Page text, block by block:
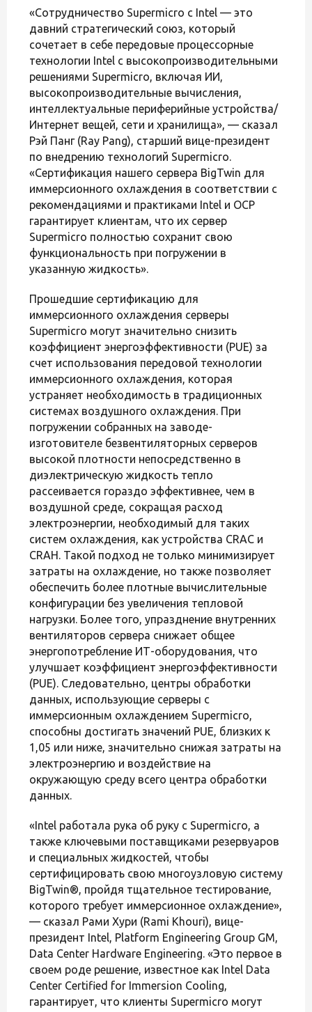
«Сотрудничество Supermicro с Intel — это
давний стратегический союз, который
сочетает в себе передовые процессорные
технологии Intel с высокопроизводительными
решениями Supermicro, включая ИИ,
высокопроизводительные вычисления,
интеллектуальные периферийные устройства/
Интернет вещей, сети и хранилища», — сказал
Рэй Панг (Ray Pang), старший вице-президент
по внедрению технологий Supermicro.
«Сертификация нашего сервера BigTwin для
иммерсионного охлаждения в соответствии с
рекомендациями и практиками Intel и OCP
гарантирует клиентам, что их сервер
Supermicro полностью сохранит свою
функциональность при погружении в
указанную жидкость».
Прошедшие сертификацию для
иммерсионного охлаждения серверы
Supermicro могут значительно снизить
коэффициент энергоэффективности (PUE) за
счет использования передовой технологии
иммерсионного охлаждения, которая
устраняет необходимость в традиционных
системах воздушного охлаждения. При
погружении собранных на заводе-
изготовителе безвентиляторных серверов
высокой плотности непосредственно в
диэлектрическую жидкость тепло
рассеивается гораздо эффективнее, чем в
воздушной среде, сокращая расход
электроэнергии, необходимый для таких
систем охлаждения, как устройства CRAC и
CRAH. Такой подход не только минимизирует
затраты на охлаждение, но также позволяет
обеспечить более плотные вычислительные
конфигурации без увеличения тепловой
нагрузки. Более того, упразднение внутренних
вентиляторов сервера снижает общее
энергопотребление ИТ-оборудования, что
улучшает коэффициент энергоэффективности
(PUE). Следовательно, центры обработки
данных, использующие серверы с
иммерсионным охлаждением Supermicro,
способны достигать значений PUE, близких к
1,05 или ниже, значительно снижая затраты на
электроэнергию и воздействие на
окружающую среду всего центра обработки
данных.
«Intel работала рука об руку с Supermicro, а
также ключевыми поставщиками резервуаров
и специальных жидкостей, чтобы
сертифицировать свою многоузловую систему
BigTwin®, пройдя тщательное тестирование,
которого требует иммерсионное охлаждение»,
— сказал Рами Хури (Rami Khouri), вице-
президент Intel, Platform Engineering Group GM,
Data Center Hardware Engineering. «Это первое в
своем роде решение, известное как Intel Data
Center Certified for Immersion Cooling,
гарантирует, что клиенты Supermicro могут